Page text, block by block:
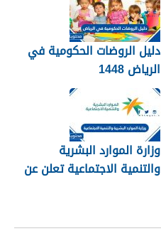
دليل الروضات الحكومية في
الرياض 1448
وزارة الموارد البشرية
والتنمية الاجتماعية تعلن عن
1448